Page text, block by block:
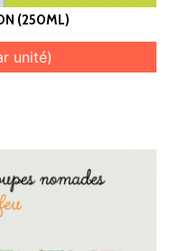
(250ML)
unité)